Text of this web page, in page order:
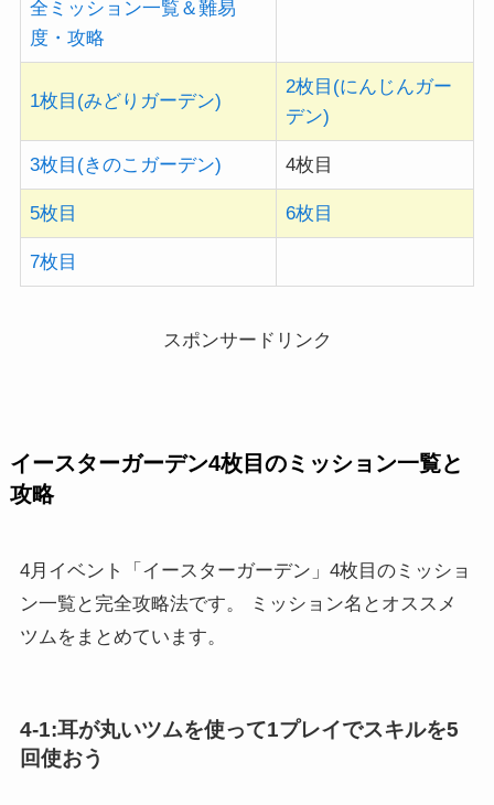
全ミッション一覧＆難易
度・攻略
1枚目(みどりガーデン)
2枚目(にんじんガー
デン)
3枚目(きのこガーデン) 4枚目
5枚目 6枚目
7枚目
スポンサードリンク
イースターガーデン4枚目のミッション一覧と
攻略
4月イベント「イースターガーデン」4枚目のミッショ
ン一覧と完全攻略法です。 ミッション名とオススメ
ツムをまとめています。
4-1:耳が丸いツムを使って1プレイでスキルを5
回使おう